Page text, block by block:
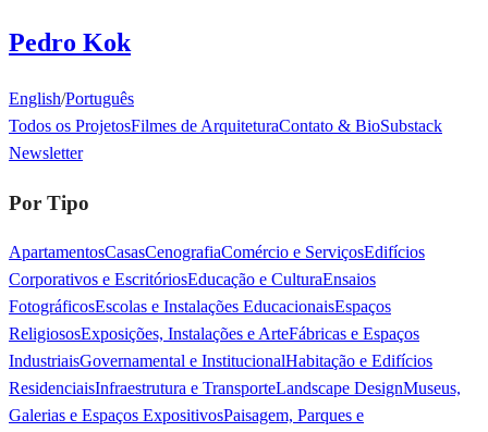
Pedro Kok
English/Português
Todos os ProjetosFilmes de ArquiteturaContato & BioSubstack
Newsletter
Por Tipo
ApartamentosCasasCenografiaComércio e ServiçosEdifícios
Corporativos e EscritóriosEducação e CulturaEnsaios
FotográficosEscolas e Instalações EducacionaisEspaços
ReligiososExposições, Instalações e ArteFábricas e Espaços
IndustriaisGovernamental e InstitucionalHabitação e Edifícios
ResidenciaisInfraestrutura e TransporteLandscape DesignMuseus,
Galerias e Espaços ExpositivosPaisagem, Parques e